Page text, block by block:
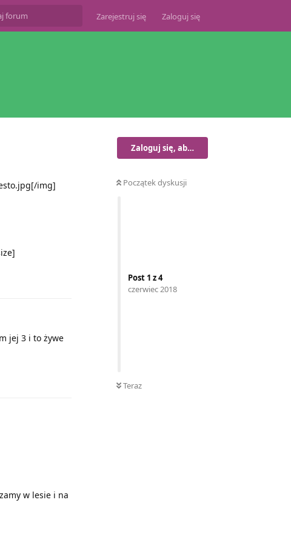
Zarejestruj się Zaloguj się
Zaloguj się, aby odpisać
Początek dyskusji
Post 1 z4
czerwiec 2018
Teraz
img]
jej 3 i to żywe
w lesie i na